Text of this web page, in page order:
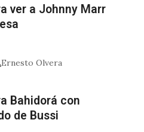
ver a Johnny Marr
Ernesto Olvera
Bahidorá con
de Bussi